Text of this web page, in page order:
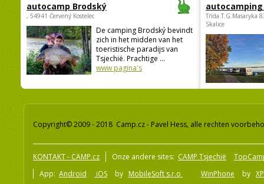
autocamp Brodský
, 54941 Červený Kostelec
De camping Brodský bevindt
zich in het midden van het
toeristische paradijs van
Tsjechië. Prachtige ...
www pagina's
autocamping
Třída.T.G.Masaryka
Skalice
Copyright© 2009 - 2018 Camp.cz - Pavel Hess, alle rechten
KONTAKT - CAMP.cz Onze andere sites: CAMP Tsjechië
App: Android iOS by MobileSoft s.r.o WinPhone by